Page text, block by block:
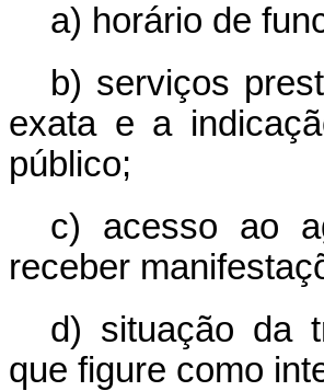
a) horário de
b) serviços
exata e a
público;
c) acesso ao
receber
d) situação da
que figure como